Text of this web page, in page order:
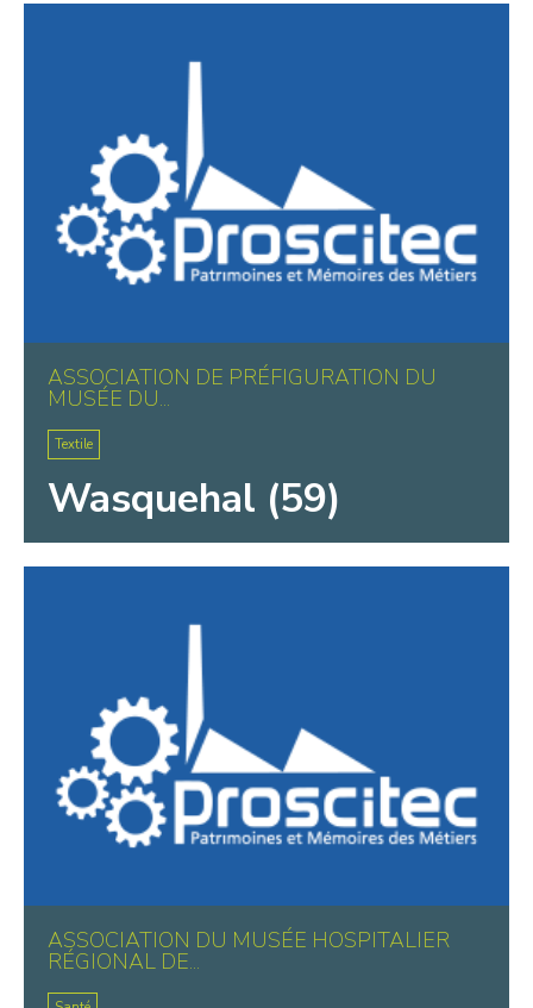
ASSOCIATION DE PRÉFIGURATION DU
MUSÉE DU...
Textile
Wasquehal (59)
ASSOCIATION DU MUSÉE HOSPITALIER
RÉGIONAL DE...